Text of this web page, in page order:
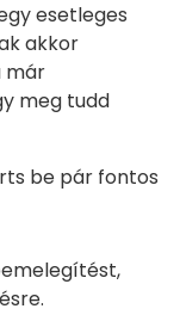
esetleges
akkor
már
meg tudd
be pár fontos